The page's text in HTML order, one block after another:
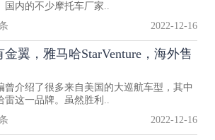
国内的不少摩托车厂家..
2022-12-16
翼，雅马哈StarVenture，海外售
曾介绍了很多来自美国的大巡航车型，其中
雷这一品牌。虽然胜利..
2022-12-16